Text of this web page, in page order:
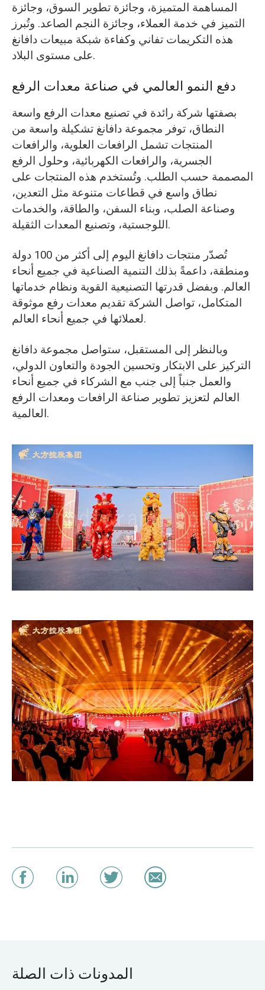
المساهمة المتميزة، وجائزة تطوير السوق، وجائزة
التميز في خدمة العملاء، وجائزة النجم الصاعد. وتُبرز
هذه التكريمات تفاني وكفاءة شبكة مبيعات دافانغ
على مستوى البلاد.
دفع النمو العالمي في صناعة معدات الرفع
بصفتها شركة رائدة في تصنيع معدات الرفع واسعة
النطاق، توفر مجموعة دافانغ تشكيلة واسعة من
المنتجات تشمل الرافعات العلوية، والرافعات
الجسرية، والرافعات الكهربائية، وحلول الرفع
المصممة حسب الطلب. وتُستخدم هذه المنتجات على
نطاق واسع في قطاعات متنوعة مثل التعدين،
وصناعة الصلب، وبناء السفن، والطاقة، والخدمات
اللوجستية، وتصنيع المعدات الثقيلة.
تُصدّر منتجات دافانغ اليوم إلى أكثر من 100 دولة
ومنطقة، داعمةً بذلك التنمية الصناعية في جميع أنحاء
العالم. وبفضل قدرتها التصنيعية القوية ونظام خدماتها
المتكامل، تواصل الشركة تقديم معدات رفع موثوقة
لعملائها في جميع أنحاء العالم.
وبالنظر إلى المستقبل، ستواصل مجموعة دافانغ
التركيز على الابتكار وتحسين الجودة والتعاون الدولي،
والعمل جنباً إلى جنب مع الشركاء في جميع أنحاء
العالم لتعزيز تطوير صناعة الرافعات ومعدات الرفع
العالمية.
المدونات ذات الصلة